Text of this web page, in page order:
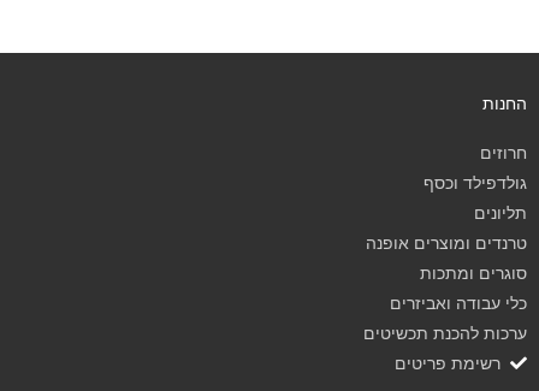
החנות
חרוזים
גולדפילד וכסף
תליונים
טרנדים ומוצרים אופנה
סוגרים ומתכות
כלי עבודה ואביזרים
ערכות להכנת תכשיטים
רשימת פריטים